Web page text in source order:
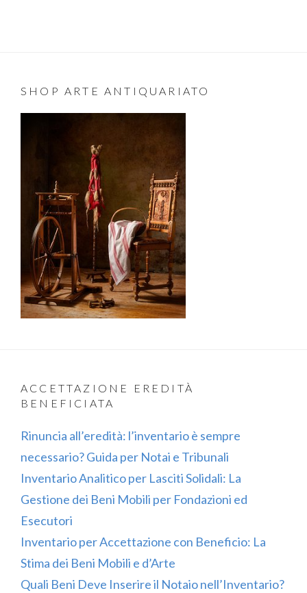
SHOP ARTE ANTIQUARIATO
ACCETTAZIONE EREDITÀ
BENEFICIATA
Rinuncia all’eredità: l’inventario è sempre
necessario? Guida per Notai e Tribunali
Inventario Analitico per Lasciti Solidali: La
Gestione dei Beni Mobili per Fondazioni ed
Esecutori
Inventario per Accettazione con Beneficio: La
Stima dei Beni Mobili e d’Arte
Quali Beni Deve Inserire il Notaio nell’Inventario?